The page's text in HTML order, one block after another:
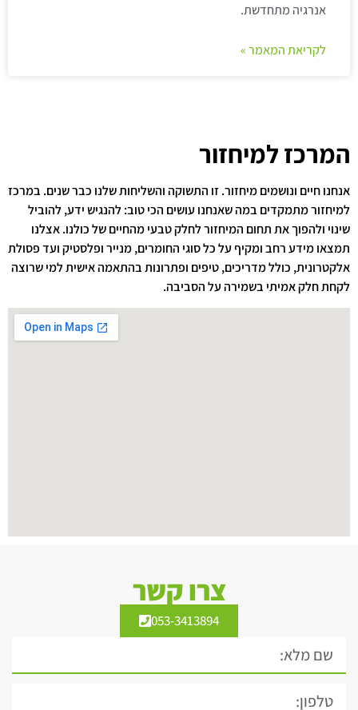
אנרגיה מתחדשת.
לקריאת המאמר »
המרכז למיחזור
אנחנו חיים ונושמים מיחזור. זו התשוקה והשליחות שלנו כבר שנים. במרכז
למיחזור מתמקדים במה שאנחנו עושים הכי טוב: להנגיש ידע, להוביל
שינוי ולהפוך את תחום המיחזור לחלק טבעי מהחיים של כולנו. אצלנו
תמצאו מידע רחב ומקיף על כל סוגי החומרים, מנייר ופלסטיק ועד פסולת
אלקטרונית, כולל מדריכים, טיפים ופתרונות בהתאמה אישית למי שרוצה
לקחת חלק אמיתי בשמירה על הסביבה.
צרו קשר
053-3413894